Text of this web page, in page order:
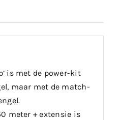
is met de power-kit
maar met de match-
meter + extensie is